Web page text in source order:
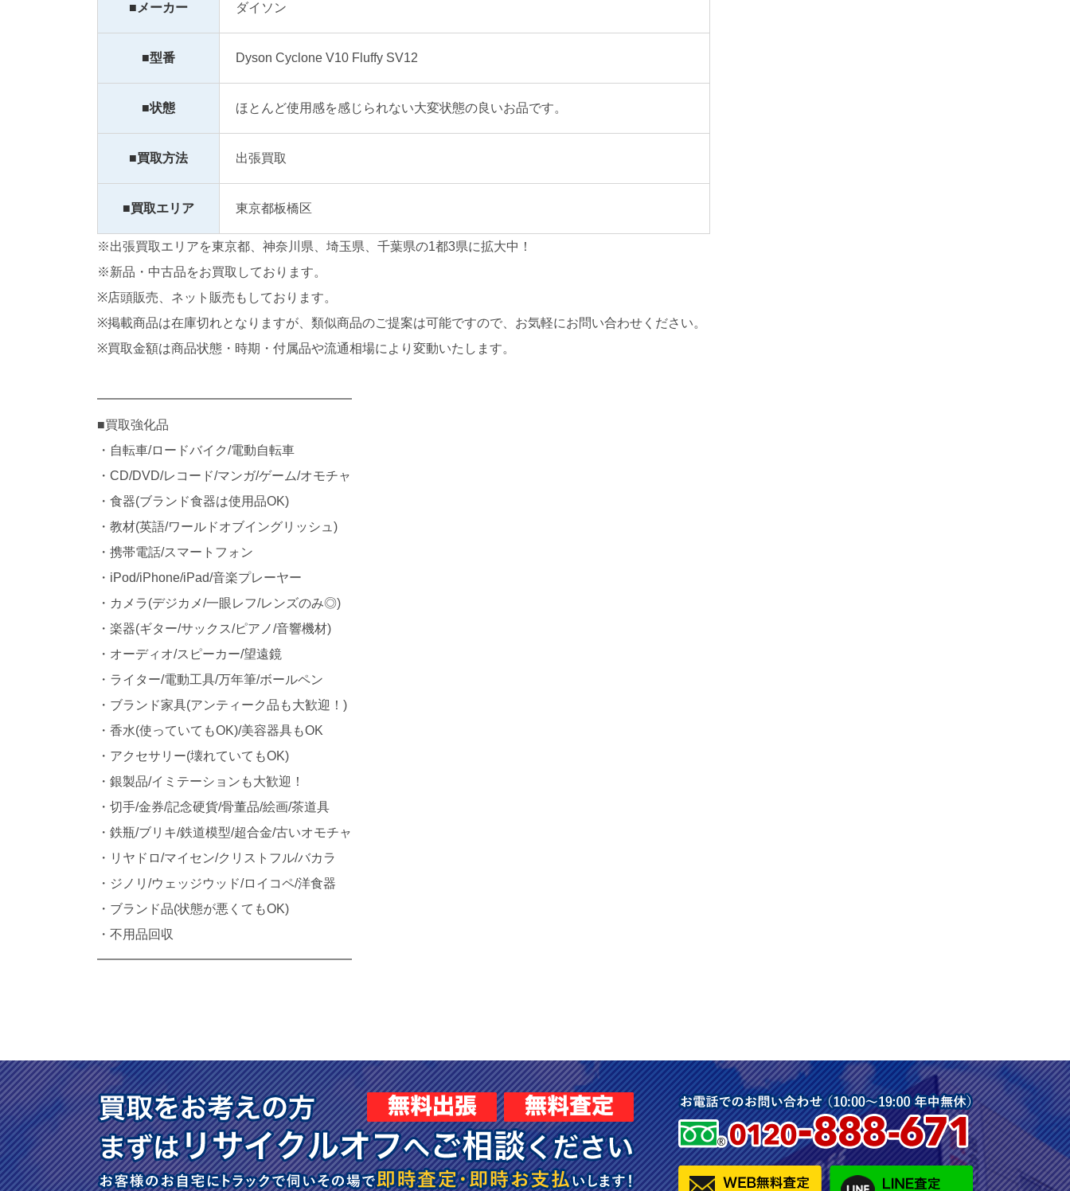
■メーカー ダイソン
■型番 Dyson Cyclone V10 Fluffy SV12
■状態 ほとんど使用感を感じられない大変状態の良いお品です。
■買取方法 出張買取
■買取エリア 東京都板橋区
※出張買取エリアを東京都、神奈川県、埼玉県、千葉県の1都3県に拡大中！
※新品・中古品をお買取しております。
※店頭販売、ネット販売もしております。
※掲載商品は在庫切れとなりますが、類似商品のご提案は可能ですので、お気軽にお問い合わせください。
※買取金額は商品状態・時期・付属品や流通相場により変動いたします。
━━━━━━━━━━━━━━━━━━━━
■買取強化品
・自転車/ロードバイク/電動自転車
・CD/DVD/レコード/マンガ/ゲーム/オモチャ
・食器(ブランド食器は使用品OK)
・教材(英語/ワールドオブイングリッシュ)
・携帯電話/スマートフォン
・iPod/iPhone/iPad/音楽プレーヤー
・カメラ(デジカメ/一眼レフ/レンズのみ◎)
・楽器(ギター/サックス/ピアノ/音響機材)
・オーディオ/スピーカー/望遠鏡
・ライター/電動工具/万年筆/ボールペン
・ブランド家具(アンティーク品も大歓迎！)
・香水(使っていてもOK)/美容器具もOK
・アクセサリー(壊れていてもOK)
・銀製品/イミテーションも大歓迎！
・切手/金券/記念硬貨/骨董品/絵画/茶道具
・鉄瓶/ブリキ/鉄道模型/超合金/古いオモチャ
・リヤドロ/マイセン/クリストフル/バカラ
・ジノリ/ウェッジウッド/ロイコペ/洋食器
・ブランド品(状態が悪くてもOK)
・不用品回収
━━━━━━━━━━━━━━━━━━━━